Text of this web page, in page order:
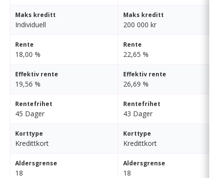
Maks kreditt
Individuell
Maks kreditt
200 000 kr
Rente
18,00 %
Rente
22,65 %
Effektiv rente
19,56 %
Effektiv rente
26,69 %
Rentefrihet
45 Dager
Rentefrihet
43 Dager
Korttype
Kredittkort
Korttype
Kredittkort
Aldersgrense
18
Aldersgrense
18